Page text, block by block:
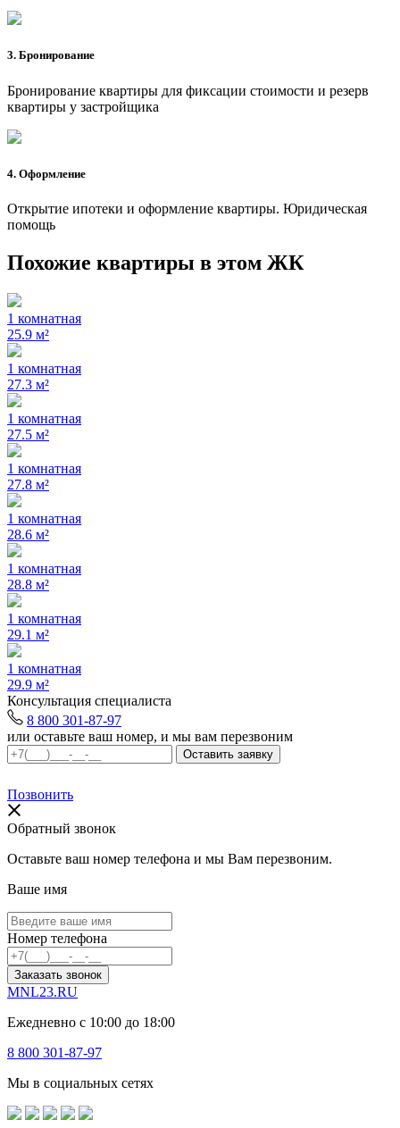
3. Бронирование
Бронирование квартиры для фиксации стоимости и резерв
квартиры у застройщика
4. Оформление
Открытие ипотеки и оформление квартиры. Юридическая
помощь
Похожие квартиры в этом ЖК
1 комнатная
25.9 м²
1 комнатная
27.3 м²
1 комнатная
27.5 м²
1 комнатная
27.8 м²
1 комнатная
28.6 м²
1 комнатная
28.8 м²
1 комнатная
29.1 м²
1 комнатная
29.9 м²
Консультация специалиста
8 800 301-87-97
или оставьте ваш номер, и мы вам перезвоним
Позвонить
Обратный звонок
Оставьте ваш номер телефона и мы Вам перезвоним.
Ваше имя
Номер телефона
Заказать звонок
MNL23.RU
Ежедневно с 10:00 до 18:00
8 800 301-87-97
Мы в социальных сетях